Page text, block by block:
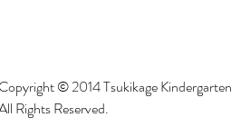
Copyright © 2014 Tsukikage Kindergarten
Rights Reserved.